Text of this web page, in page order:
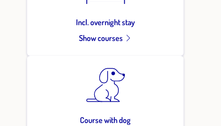
Incl. overnight stay
Show courses
Course with dog